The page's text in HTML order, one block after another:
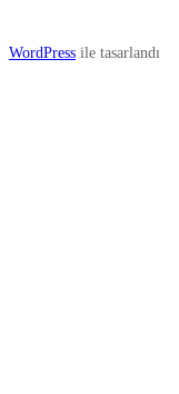
WordPress ile tasarlandı